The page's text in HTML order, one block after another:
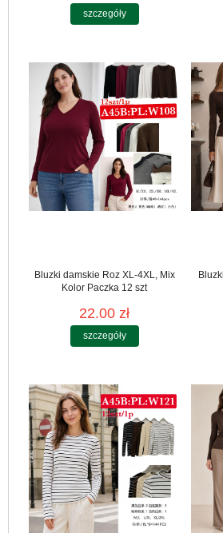
szczegóły
Bluzki damskie Roz XL-4XL, Mix
Kolor Paczka 12 szt
22.00 zł
szczegóły